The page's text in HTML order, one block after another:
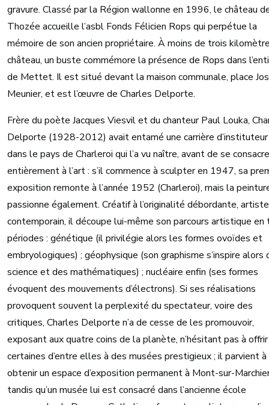
gravure. Classé par la Région wallonne en 1996, le château
Thozée accueille l’asbl Fonds Félicien Rops qui perpétue la
mémoire de son ancien propriétaire. À moins de trois
château, un buste commémore la présence de Rops dans
de Mettet. Il est situé devant la maison communale, place
Meunier, et est l’œuvre de Charles Delporte.
Frère du poète Jacques Viesvil et du chanteur Paul Louka,
Delporte (1928-2012) avait entamé une carrière d’instituteur
dans le pays de Charleroi qui l’a vu naître, avant de se
entièrement à l’art : s’il commence à sculpter en 1947, sa
exposition remonte à l’année 1952 (Charleroi), mais la
passionne également. Créatif à l’originalité débordante, artiste
contemporain, il découpe lui-même son parcours artistique en
périodes : génétique (il privilégie alors les formes ovoïdes et
embryologiques) ; géophysique (son graphisme s’inspire alors
science et des mathématiques) ; nucléaire enfin (ses formes
évoquent des mouvements d’électrons). Si ses réalisations
provoquent souvent la perplexité du spectateur, voire des
critiques, Charles Delporte n’a de cesse de les promouvoir,
exposant aux quatre coins de la planète, n’hésitant pas à offrir
certaines d’entre elles à des musées prestigieux ; il parvient à
obtenir un espace d’exposition permanent à Mont-sur-
tandis qu’un musée lui est consacré dans l’ancienne école